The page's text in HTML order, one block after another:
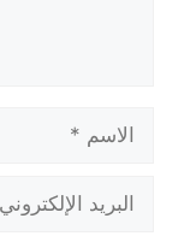
الإلكتروني